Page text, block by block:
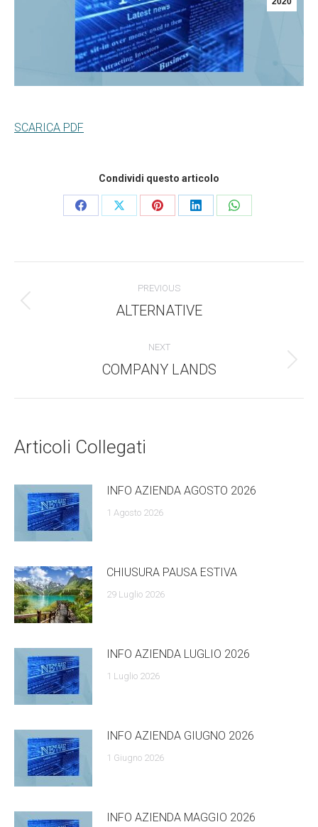
SCARICA PDF
Condividi questo articolo
CondividiCondividiCondividiCondividiCondividi
Commento
di
navigazione
PREVIOUS
Stile
ALTERNATIVE
NEXT
Numero
COMPANY LANDS
Articoli Collegati
INFO AZIENDA AGOSTO 2026
1 Agosto 2026
CHIUSURA PAUSA ESTIVA
29 Luglio 2026
INFO AZIENDA LUGLIO 2026
1 Luglio 2026
INFO AZIENDA GIUGNO 2026
1 Giugno 2026
INFO AZIENDA MAGGIO 2026